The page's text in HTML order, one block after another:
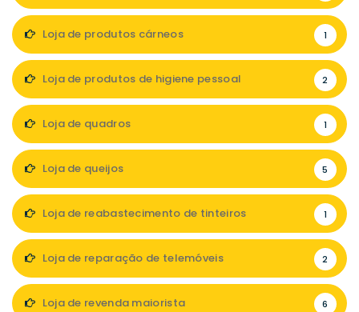
Loja de produtos cárneos 1
Loja de produtos de higiene pessoal 2
Loja de quadros 1
Loja de queijos 5
Loja de reabastecimento de tinteiros 1
Loja de reparação de telemóveis 2
Loja de revenda maiorista 6